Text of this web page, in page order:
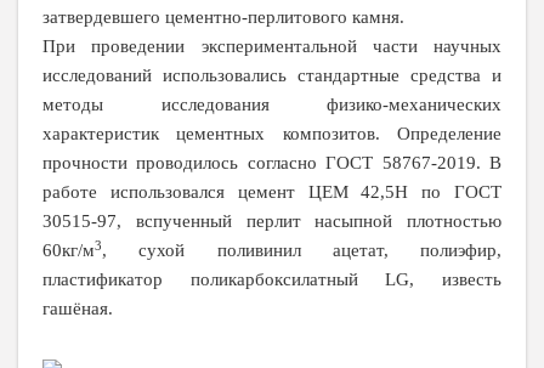
затвердевшего цементно-перлитового камня.
При проведении экспериментальной части научных
исследований использовались стандартные средства и
методы исследования физико-механических
характеристик цементных композитов. Определение
прочности проводилось согласно ГОСТ 58767-2019. В
работе использовался цемент ЦЕМ 42,5Н по ГОСТ
30515-97, вспученный перлит насыпной плотностью
60кг/м3, сухой поливинил ацетат, полиэфир,
пластификатор поликарбоксилатныйLG, известь
гашёная.